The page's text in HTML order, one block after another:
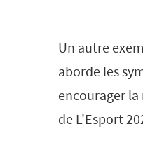
Un autre
aborde les
encourager
de L'Esport